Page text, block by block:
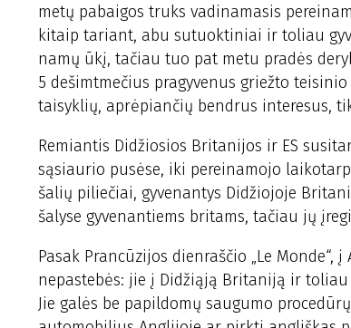
metų pabaigos truks vadinamasis
kitaip tariant, abu sutuoktiniai ir toliau
namų ūkį, tačiau tuo pat metu pradės
5 dešimtmečius pragyvenus griežto
taisyklių, aprėpiančių bendrus interesus,
Remiantis Didžiosios Britanijos ir ES
sąsiaurio pusėse, iki pereinamojo
šalių piliečiai, gyvenantys Didžiojoje
šalyse gyvenantiems britams, tačiau jų
Pasak Prancūzijos dienraščio „Le
nepastebės: jie į Didžiąją Britaniją ir
Jie galės be papildomų saugumo